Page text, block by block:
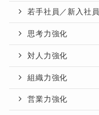
若手社員／新入社員
思考力強化
対人力強化
組織力強化
営業力強化